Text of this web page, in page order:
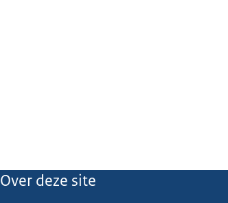
Over deze site